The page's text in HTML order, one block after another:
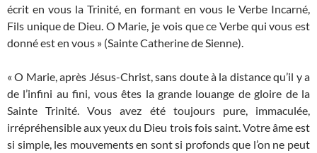
écrit en vous la Trinité, en formant en vous le Verbe Incarné,
Fils unique de Dieu. O Marie, je vois que ce Verbe qui vous est
donné est en vous » (Sainte Catherine de Sienne).
« O Marie, après Jésus-Christ, sans doute à la distance qu’il y a
de l’infini au fini, vous êtes la grande louange de gloire de la
Sainte Trinité. Vous avez été toujours pure, immaculée,
irrépréhensible aux yeux du Dieu trois fois saint. Votre âme est
si simple, les mouvements en sont si profonds que l’on ne peut